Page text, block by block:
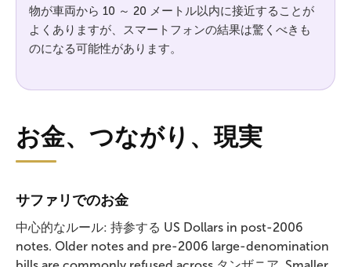
物が車両から 10 ～ 20 メートル以内に接近することが
よくありますが、スマートフォンの結果は驚くべきも
のになる可能性があります。
お金、つながり、現実
サファリでのお金
中心的なルール: 持参する US Dollars in post-2006
notes. Older notes and pre-2006 large-denomination